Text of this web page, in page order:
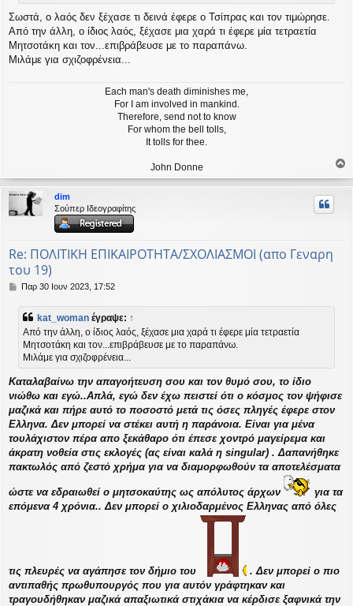
Σωστά, ο λαός δεν ξέχασε τι δεινά έφερε ο Τσίπρας και τον τιμώρησε.
Από την άλλη, ο ίδιος λαός, ξέχασε μια χαρά τι έφερε μία τετραετία
Μητσοτάκη και τον...επιβράβευσε με το παραπάνω.
Μιλάμε για σχιζοφρένεια...
Each man's death diminishes me,
For I am involved in mankind.
Therefore, send not to know
For whom the bell tolls,
It tolls for thee.
John Donne
ρ
dim
Σούπερ Ιδεογραφίτης
Re: ΠΟΛΙΤΙΚΗ ΕΠΙΚΑΙΡΟΤΗΤΑ/ΣΧΟΛΙΑΣΜΟΙ (απο Γεναρη
του 19)
Δ
σ
σ
η
Παρ 30 Ιουν 2023, 17:52
kat_woman έγραψε: ↑
Από την άλλη, ο ίδιος λαός, ξέχασε μια χαρά τι έφερε μία τετραετία
Μητσοτάκη και τον...επιβράβευσε με το παραπάνω.
Μιλάμε για σχιζοφρένεια...
Καταλαβαίνω την απαγοήτευση σου και τον θυμό σου, το ίδιο
νιώθω και εγώ..Απλά, εγώ δεν έχω πειστεί ότι ο κόσμος τον ψήφισε
μαζικά και πήρε αυτό το ποσοστό μετά τις όσες πληγές έφερε στον
Ελληνα. Δεν μπορεί να στέκει αυτή η παράνοια. Είναι για μένα
τουλάχιστον πέρα απο ξεκάθαρο ότι έπεσε χοντρό μαγείρεμα και
άκρατη νοθεία στις εκλογές (ας είναι καλά η singular) . Δαπανήθηκε
πακτωλός από ζεστό χρήμα για να διαμορφωθούν τα αποτελέσματα
ώστε να εδραιωθεί ο μητσοκαύτης ως απόλυτος άρχων
για τα
επόμενα 4 χρόνια.. Δεν μπορεί ο χιλιοδαρμένος Ελληνας από όλες
τις πλευρές να αγάπησε τον δήμιο του
. Δεν μπορεί ο πιο
αντιπαθής πρωθυπουργός που για αυτόν γράφτηκαν και
τραγουδήθηκαν μαζικά απαξιωτικά στιχάκια να κέρδισε ξαφνικά την